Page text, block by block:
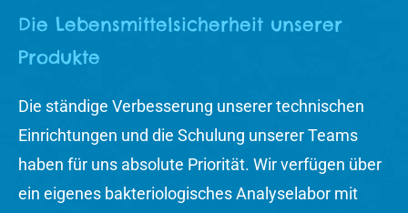
Die Lebensmittelsicherheit unserer
Produkte
Die ständige Verbesserung unserer technischen
Einrichtungen und die Schulung unserer Teams
haben für uns absolute Priorität. Wir verfügen über
ein eigenes bakteriologisches Analyselabor mit